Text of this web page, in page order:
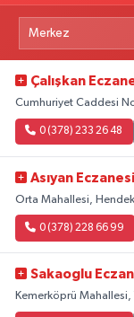
Çalışkan
Cumhuriyet Caddesi
0 (378) 233 26 48
Asıyan Eczanesi
Orta Mahallesi,
0 (378) 228 66 99
Sakaoglu
Kemerköprü Mahallesi,